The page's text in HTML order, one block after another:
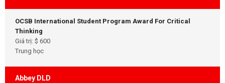
OCSB International Student Program Award For Critical
Thinking
Giá trị: $ 600
Trung học
Abbey DLD